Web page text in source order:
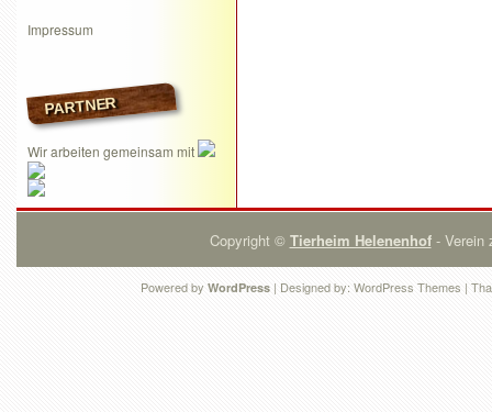
Impressum
PARTNER
Wir arbeiten gemeinsam mit
Copyright © Tierheim Helenenhof- Verein
Powered by WordPress | Designed by: WordPress Themes |